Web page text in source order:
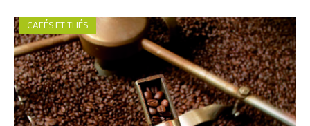
CAFÉS ET THÉS